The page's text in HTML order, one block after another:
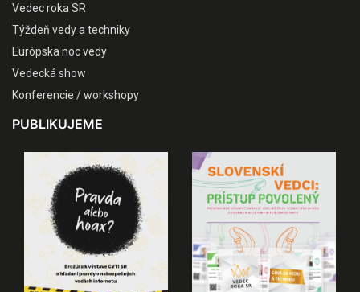
Vedec roka SR
Týždeň vedy a techniky
Európska noc vedy
Vedecká show
Konferencie / workshopy
PUBLIKUJEME